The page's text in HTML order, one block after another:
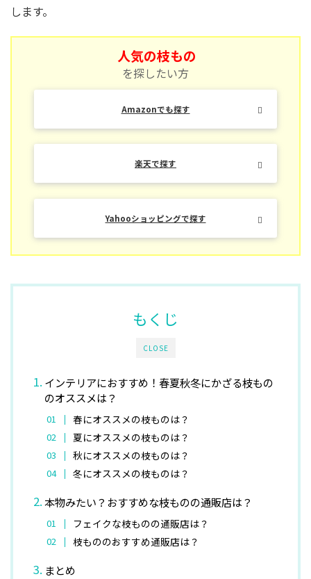
します。
人気の枝もの
を探したい方
Amazonでも探す
楽天で探す
Yahooショッピングで探す
CLOSE
もくじ
インテリアにおすすめ！春夏秋冬にかざる枝もの
のオススメは？
春にオススメの枝ものは？
夏にオススメの枝ものは？
秋にオススメの枝ものは？
冬にオススメの枝ものは？
本物みたい？おすすめな枝ものの通販店は？
フェイクな枝ものの通販店は？
枝もののおすすめ通販店は？
まとめ